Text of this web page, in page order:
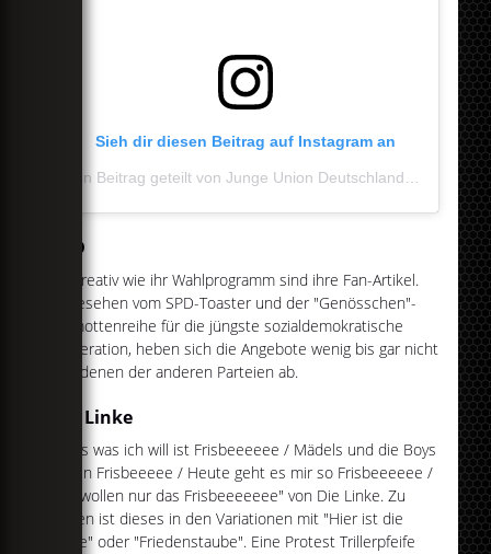
Sieh dir diesen Beitrag auf Instagram an
SPD
So kreativ wie ihr Wahlprogramm sind ihre Fan-Artikel.
Abgesehen vom SPD-Toaster und der "Genösschen"-
Klamottenreihe für die jüngste sozialdemokratische
Generation, heben sich die Angebote wenig bis gar nicht
von denen der anderen Parteien ab.
Die Linke
"Alles was ich will ist Frisbeeeeee / Mädels und die Boys
sagen Frisbeeeee / Heute geht es mir so Frisbeeeeee /
Alle wollen nur das Frisbeeeeeee" von Die Linke. Zu
haben ist dieses in den Variationen mit "Hier ist die
Linke" oder "Friedenstaube". Eine Protest Trillerpfeife